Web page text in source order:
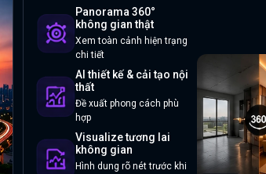
Panorama 360°
không gian thật
Xem toàn cảnh hiện trạng
chi tiết
AI thiết kế & cải tạo nội
thất
Đề xuất phong cách phù
hợp
Visualize tương lai
không gian
Hình dung rõ nét trước khi